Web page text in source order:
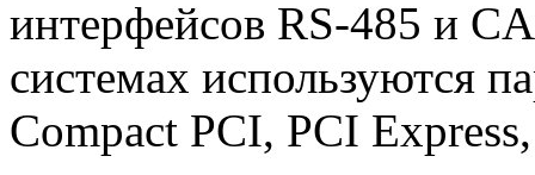
интерфейсов RS-485 и
системах используются
Compact PCI, PCI